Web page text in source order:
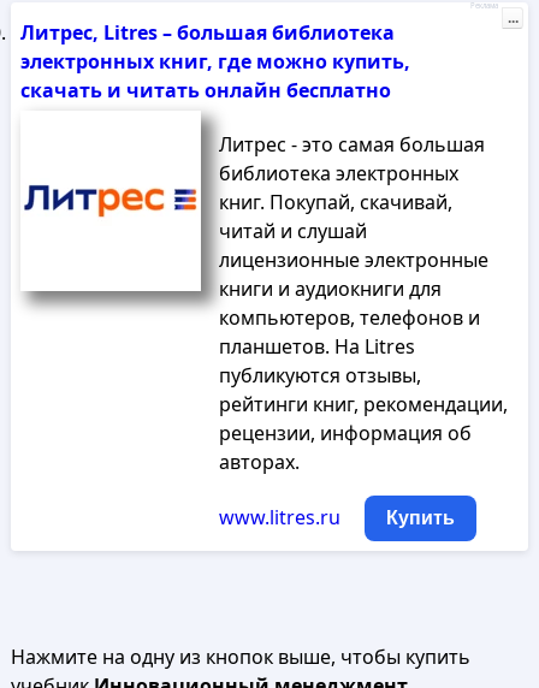
Литрес, Litres – большая библиотека
электронных книг, где можно купить,
скачать и читать онлайн бесплатно
Литрес - это самая большая
библиотека электронных
книг. Покупай, скачивай,
читай и слушай
лицензионные электронные
книги и аудиокниги для
компьютеров, телефонов и
планшетов. На Litres
публикуются отзывы,
рейтинги книг, рекомендации,
рецензии, информация об
авторах.
www.litres.ru Купить
Реклама
...
Нажмите на одну из кнопок выше, чтобы купить